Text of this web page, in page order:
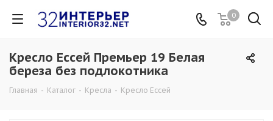
0
Кресло Ессей Премьер 19 Белая
береза без подлокотника
Главная - Каталог - Кресла - Кресло Ессей